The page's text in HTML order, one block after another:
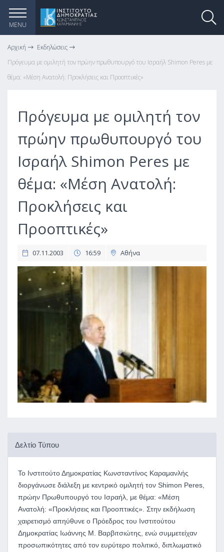
MENU
Αρχική
Εκδηλώσεις
Πρόγευμα με ομιλητή τον πρώην πρωθυπουργό του Ισραήλ Shimon Peres με
θέμα: «Μέση Ανατολή: Προκλήσεις και Προοπτικές»
Πρόγευμα με ομιλητή τον
πρώην πρωθυπουργό του
Ισραήλ Shimon Peres με
θέμα: «Μέση Ανατολή:
Προκλήσεις και
Προοπτικές»
07.11.2003 16:59 Αθήνα
Δελτίο Τύπου
Το Ινστιτούτο Δημοκρατίας Κωνσταντίνος Καραμανλής
διοργάνωσε διάλεξη με κεντρικό ομιλητή τον Shimon Peres,
πρώην Πρωθυπουργό του Ισραήλ, με θέμα: «Μέση
Ανατολή: «Προκλήσεις και Προοπτικές». Στην εκδήλωση
χαιρετισμό απηύθυνε ο Πρόεδρος του Ινστιτούτου
Δημοκρατίας Ιωάννης Μ. Βαρβιτσιώτης, ενώ συμμετείχαν
προσωπικότητες από τον ευρύτερο πολιτικό, διπλωματικό